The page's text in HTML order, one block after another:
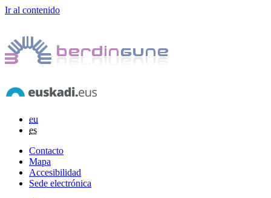
Ir al contenido
eu
es
Contacto
Mapa
Accesibilidad
Sede electrónica